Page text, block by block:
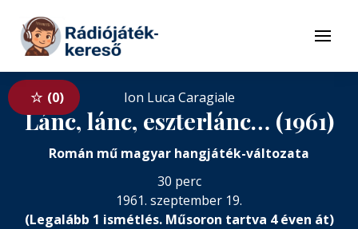
Tovább a tartalomhoz
Menü
0 Ion Luca Caragiale
Lánc, lánc, eszterlánc… (1961)
Román mű magyar hangjáték-változata
30 perc
1961. szeptember 19.
(Legalább 1 ismétlés. Műsoron tartva 4 éven át)